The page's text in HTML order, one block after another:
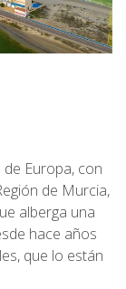
Europa, con
de Murcia,
alberga una
hace años
que lo están